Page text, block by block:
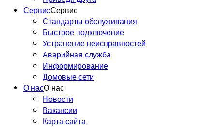
СервисСервис
Стандарты обслуживания
Быстрое подключение
Устранение неисправностей
Аварийная служба
Информирование
Домовые сети
О насО нас
Новости
Вакансии
Карта сайта